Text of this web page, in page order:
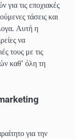
για τις εποχιακές
τάσεις και
Αυτή η
να
τους με τις
καθ’ όλη τη
για την